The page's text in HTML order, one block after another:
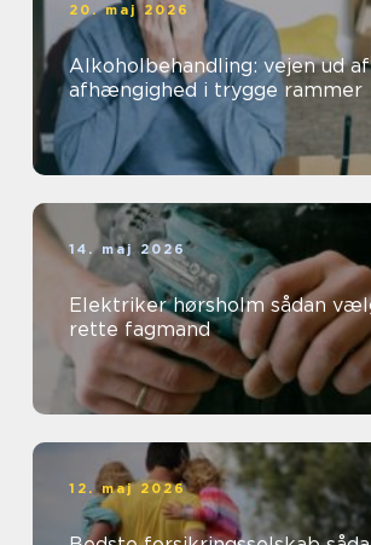
20. maj 2026
Alkoholbehandling: vejen ud af
afhængighed i trygge rammer
14. maj 2026
Elektriker hørsholm sådan vælger du den
rette fagmand
12. maj 2026